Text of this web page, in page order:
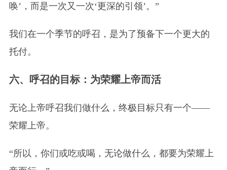
唤’，而是一次又一次‘更深的引领’。”
我们在一个季节的呼召，是为了预备下一个更大的
托付。
六、呼召的目标：为荣耀上帝而活
无论上帝呼召我们做什么，终极目标只有一个——
荣耀上帝。
“所以，你们或吃或喝，无论做什么，都要为荣耀上